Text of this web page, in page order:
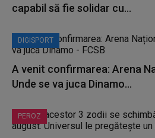
capabil să fie solidar cu...
DIGISPORT
A venit confirmarea: Arena
Unde se va juca Dinamo...
PEROZ